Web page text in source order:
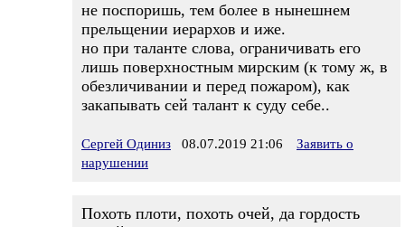
не поспоришь, тем более в нынешнем
прельщении иерархов и иже.
но при таланте слова, ограничивать его
лишь поверхностным мирским (к тому ж, в
обезличивании и перед пожаром), как
закапывать сей талант к суду себе..
Сергей Одиниз 08.07.2019 21:06
Заявить о
нарушении
Похоть плоти, похоть очей, да гордость